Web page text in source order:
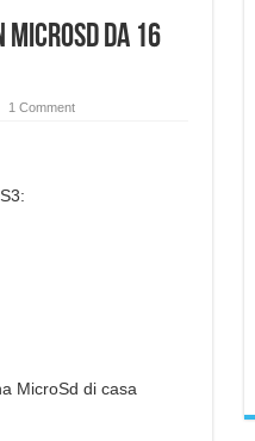
da 16
1 Comment
MicroSd di casa